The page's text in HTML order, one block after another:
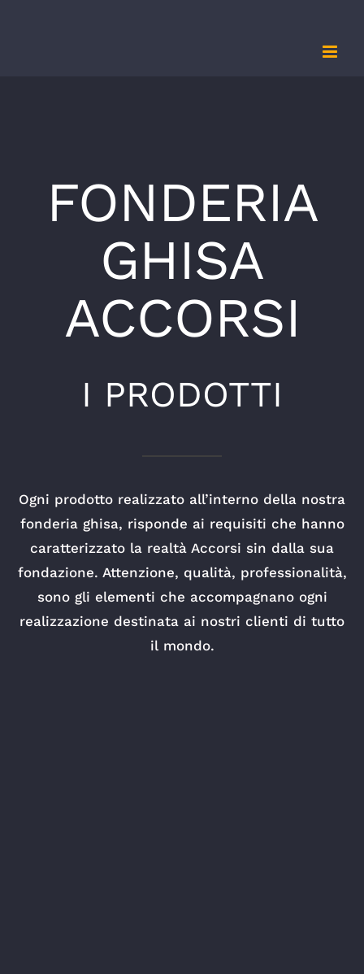
FONDERIA
GHISA
ACCORSI
I PRODOTTI
Ogni prodotto realizzato all’interno della nostra
fonderia ghisa, risponde ai requisiti che hanno
caratterizzato la realtà Accorsi sin dalla sua
fondazione. Attenzione, qualità, professionalità,
sono gli elementi che accompagnano ogni
realizzazione destinata ai nostri clienti di tutto
il mondo.